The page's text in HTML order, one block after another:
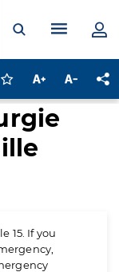
Ouvrir laMenu
Connectez-vous
Augmenter la
15. If you